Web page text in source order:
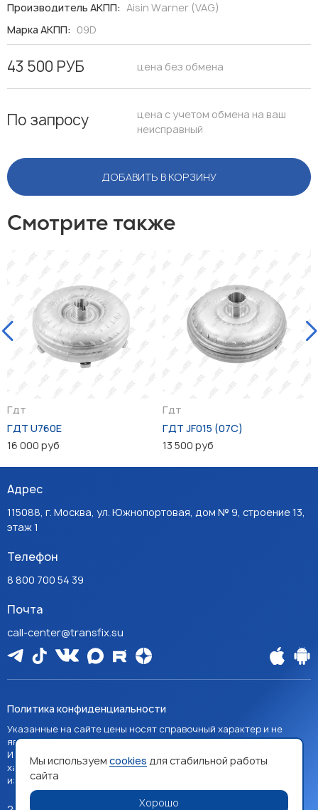
Производитель АКПП: Aisin Warner (VAG)
Марка АКПП: 09D
43 500 РУБ цена без обмена
По запросу
цена с учетом обмена на ваш
неисправный
ДОБАВИТЬ В КОРЗИНУ
Смотрите также
Гдт
ГДТ U760E
16 000 руб
Гдт
ГДТ JF015 (07C)
13 500 руб
Адрес
115088, г. Москва, ул. Южнопортовая, дом № 9, строение 13,
этаж 1
Телефон
8 800 700 54 39
Почта
call-center@transfix.su
Политика конфиденциальности
Указанные на сайте цены носят справочный характер и не
являются публичной офертой, если явно не указано иное.
Изображения товаров на сайте носят справочный
характер и могут отличаться от фактических
изображений.
Мы используем cookies для стабильной работы
сайта
Хорошо